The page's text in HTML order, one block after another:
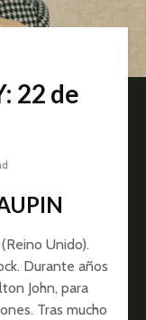
22 de
Unido).
Durante años
John, para
Tras mucho